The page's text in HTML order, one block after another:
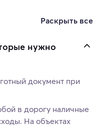
Раскрыть все
нужно
документ при
в дорогу наличные
На объектах